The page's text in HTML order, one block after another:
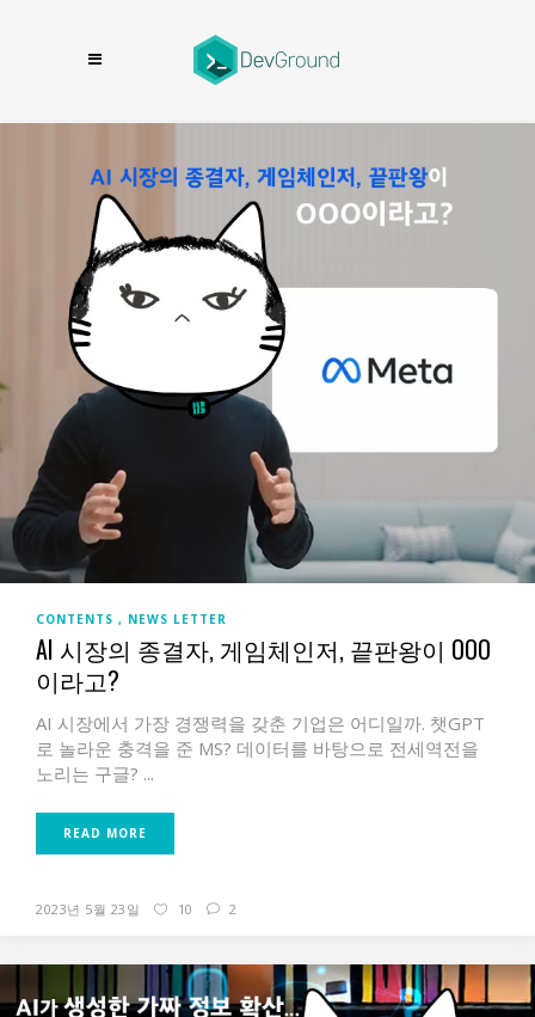
CONTENTS NEWS LETTER
AI 시장의 종결자, 게임체인저, 끝판왕이 OOO
이라고?
AI 시장에서 가장 경쟁력을 갖춘 기업은 어디일까. 챗GPT
로 놀라운 충격을 준 MS? 데이터를 바탕으로 전세역전을
노리는 구글? ...
READ MORE
2023년 5월 23일 10 2